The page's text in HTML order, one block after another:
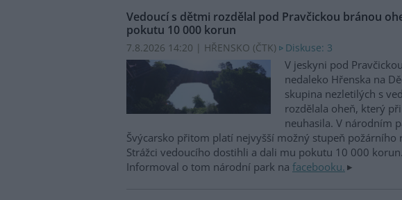
Vedoucí s dětmi rozdělal pod Pravčickou bránou
pokutu 10 000 korun
7.8.2026 14:20 | HŘENSKO (ČTK) Diskuse: 3
V jeskyni pod
nedaleko Hřenska na
skupina nezletilých s
rozdělala oheň, který
neuhasila. V národním
Švýcarsko přitom platí nejvyšší možný stupeň požárního
Strážci vedoucího dostihli a dali mu pokutu 10 000 korun.
Informoval o tom národní park na facebooku.